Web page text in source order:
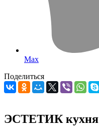
Max
Поделиться
ЭСТЕТИК кухня